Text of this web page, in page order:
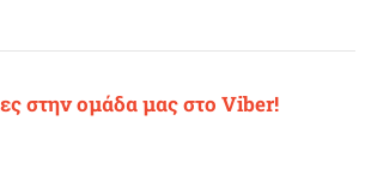
στην ομάδα μας στο Viber!